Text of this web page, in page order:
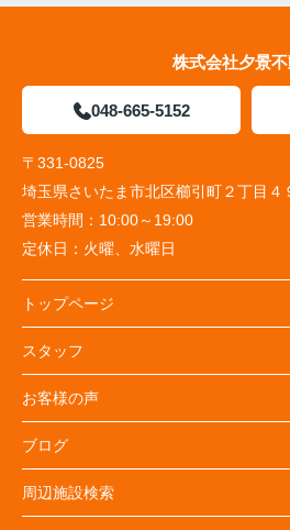
・近くに大型ショッピング
・何も分からないところか
囲気が無かったので、こち
とができました。
こちらの急なお願いや細か
く対応していただき助かり
フリースペース
・中古ではありますが、前
で、「居住中のまま」下見
おかげで自分たちが住んだ
て、家具の配置にも役立ち
株式会社夕景
048-665-5152
〒331-0825
埼玉県さいたま市北区櫛引町２丁目４
営業時間： 10:00～19:00
定休日： 火曜、水曜日
トップページ
スタッフ
お客様の声
ブログ
周辺施設検索